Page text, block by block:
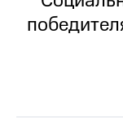
История
релизы
о